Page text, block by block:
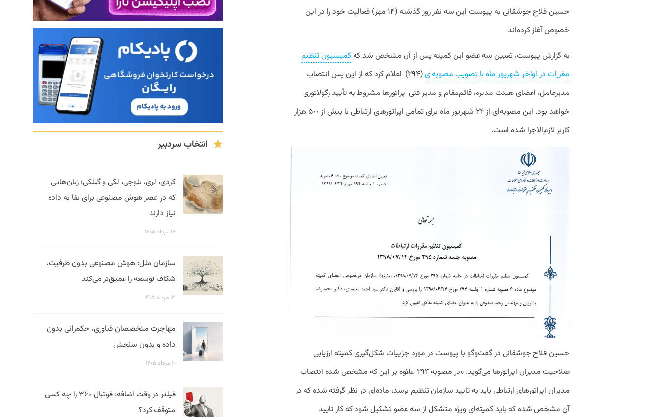
حسینفلاح جوشقانی به پیوست این سه نفرروزگذشته(۱۴ مهر)فعالیت خود را در این
خصوص آغاز کرده‌اند.
بهگزارش پیوست، تعیین سه عضو اینکمیتهپس ازآن مشخص شدکهکمیسیونتنظیم
مقررات در اواخر شهریور ماه با تصویب مصوبهای(۲۹۴) اعلامکردکه از اینپس انتصاب
مدیرعامل، اعضایهیئت مدیره، قائممقامو مدیرفنی اپراتورها مشروط بهتأییدرگولاتوری
خواهد بود. این مصوبهای از٢۴ شهریور ماه برای تمامی اپراتورهای ارتباطی با بیش از ۵٠٠هزار
کاربر لازمالاجرا شده است.
حسینفلاح جوشقانی درگفتوگو با پیوست در مورد جزییات شکلگیریکمیته ارزیابی
صلاحیت مدیران اپراتورها میگوید: «در مصوبه۲۹۴ علاوه بر اینکه مشخص شده انتصاب
مدیران اپراتورهای ارتباطی باید بهتایید سازمانتنظیم برسد، مادهای در نظرگرفته شدهکه در
آن مشخص شدهکه بایدکمیتهایویژه متشکل از سهعضو تشکیل شودکهکارتایید
انتخاب سردبیر
کردی، لری، بلوچی، لکی و گیلکی؛ زبان‌هایی
که در عصر هوش مصنوعی برای بقا به داده
نیاز دارند
۱۴ مرداد ۱۴۰۵
سازمان ملل: هوش مصنوعی بدون ظرفیت،
شکاف توسعه را عمیق‌تر می‌کند
۱۳ مرداد ۱۴۰۵
مهاجرت متخصصان فناوری، حکمرانی بدون
داده و بدون سنجش
۱۰ مرداد ۱۴۰۵
فیلتر در وقت اضافه؛ فوتبال ۳۶۰ را چه کسی
متوقف کرد؟